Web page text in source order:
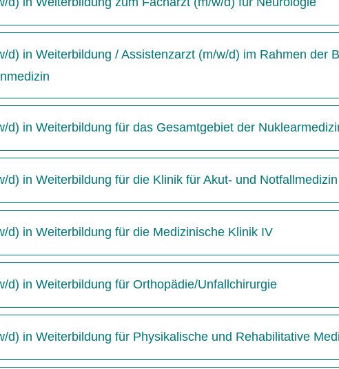
d) in Weiterbildung / Assistenzarzt (m/w/d) im Rahmen der
d) in Weiterbildung für das Gesamtgebiet der
d) in Weiterbildung für die Klinik für Akut- und Notfallmedizin
d) in Weiterbildung für die Medizinische Klinik IV
d) in Weiterbildung für Orthopädie/Unfallchirurgie
d) in Weiterbildung für Physikalische und Rehabilitative